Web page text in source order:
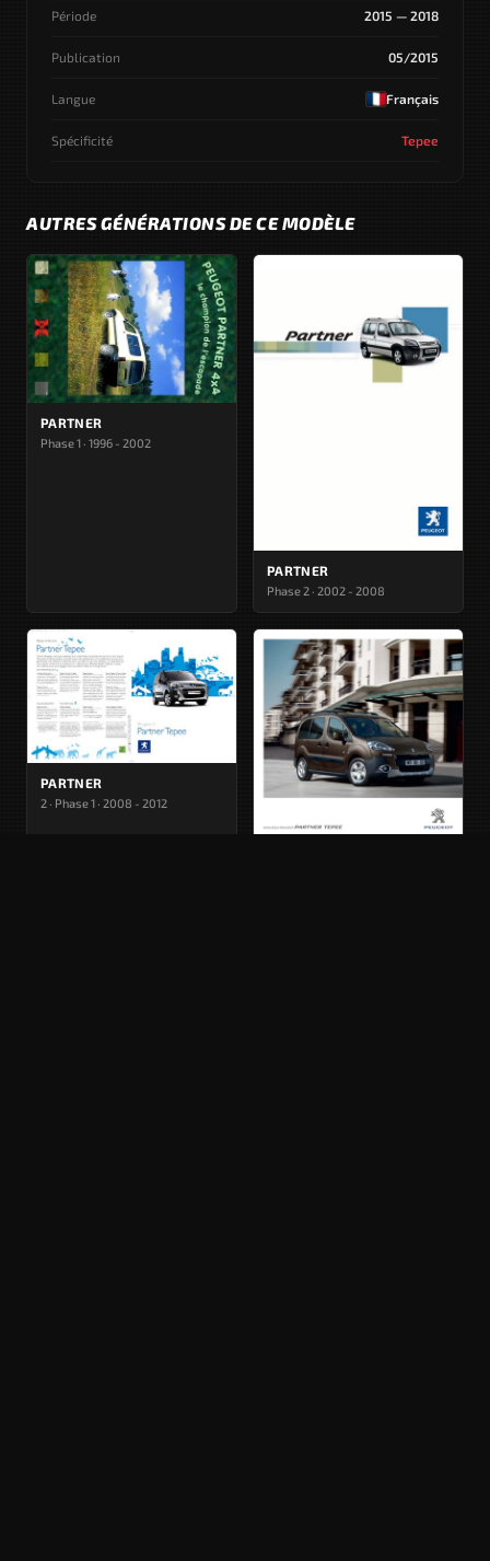
Période 2015 — 2018
Publication 05/2015
Langue Français
Spécificité Tepee
AUTRES GÉNÉRATIONS DE CE MODÈLE
PARTNER
Phase 1 · 1996 - 2002
PARTNER
Phase 2 · 2002 - 2008
PARTNER
2 · Phase 1 · 2008 - 2012